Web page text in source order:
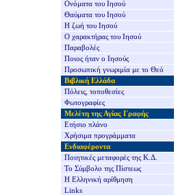
Ονόματα του Ιησού
Θαύματα του Ιησού
Η ζωή του Ιησού
Ο χαρακτήρας του Ιησού
Παραβολές
Ποιος ήταν ο Ιησούς
Προσωπική γνωριμία με το Θεό
Βιβλική Ελλάδα
Πόλεις, τοποθεσίες
Φωτογραφίες
Μελέτη της Αγίας Γραφής
Ετήσιο πλάνο
Χρήσιμα προγράμματα
Ενδιαφέροντα
Ποιητικές μεταφορές της Κ.Δ.
Το Σύμβολο της Πίστεως
Η Ελληνική αρίθμηση
Links